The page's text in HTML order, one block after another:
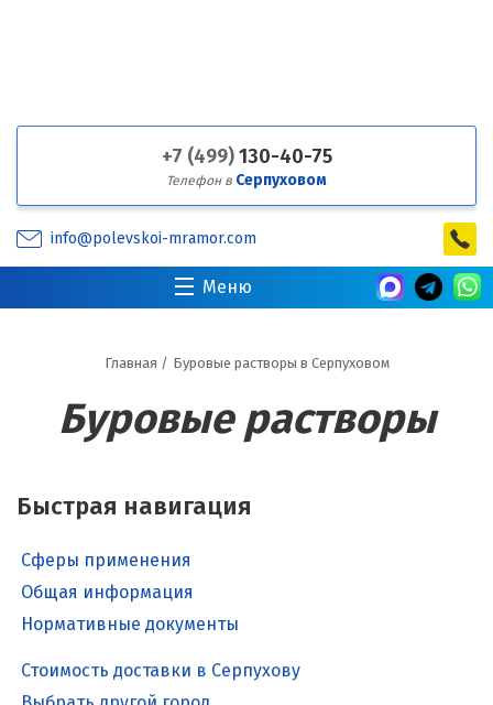
+7 (499)130-40-75
Телефон в Серпуховом
info@polevskoi-mramor.com
Меню
Главная / Буровые растворы в Серпуховом
Буровые растворы
Быстрая навигация
Сферы применения
Общая информация
Нормативные документы